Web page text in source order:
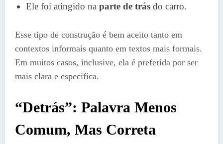
Ele foi atingido na parte de trás do carro.
Esse tipo de construção é bem aceito tanto em
contextos informais quanto em textos mais formais.
Em muitos casos, inclusive, ela é preferida por ser
mais clara e específica.
“Detrás”: Palavra Menos
Comum, Mas Correta